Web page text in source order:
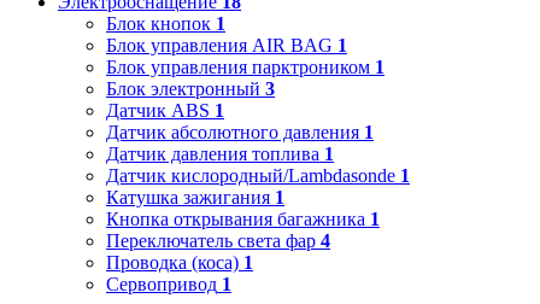
Блок кнопок 1
Блок управления AIR BAG 1
Блок управления парктроником 1
Блок электронный 3
Датчик ABS 1
Датчик абсолютного давления 1
Датчик давления топлива 1
Датчик кислородный/Lambdasonde 1
Катушка зажигания 1
Кнопка открывания багажника 1
Переключатель света фар 4
Проводка (коса) 1
Сервопривод 1